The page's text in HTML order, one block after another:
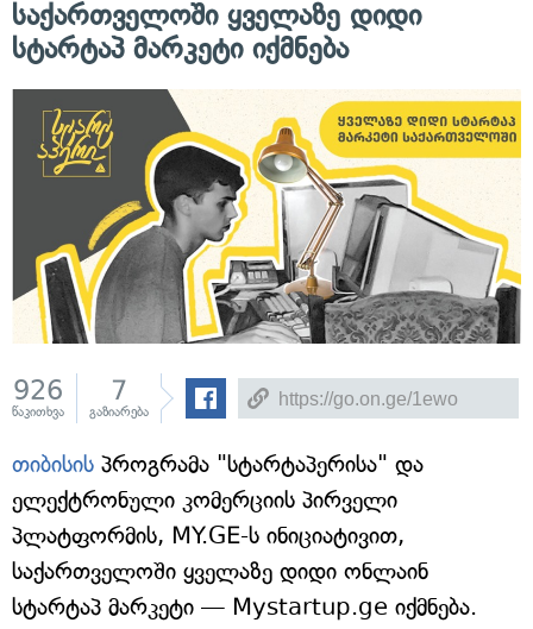
საქართველოში ყველაზე დიდი
სტარტაპ მარკეტი იქმნება
926
წაკითხვა
7
გაზიარება
თიბისის პროგრამა "სტარტაპერისა" და
ელექტრონული კომერციის პირველი
პლატფორმის, MY.GE-ს ინიციატივით,
საქართველოში ყველაზე დიდი ონლაინ
სტარტაპ მარკეტი — Mystartup.ge იქმნება.